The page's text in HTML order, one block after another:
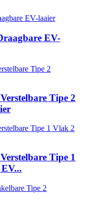
EV-
Tipe 2
Tipe 1